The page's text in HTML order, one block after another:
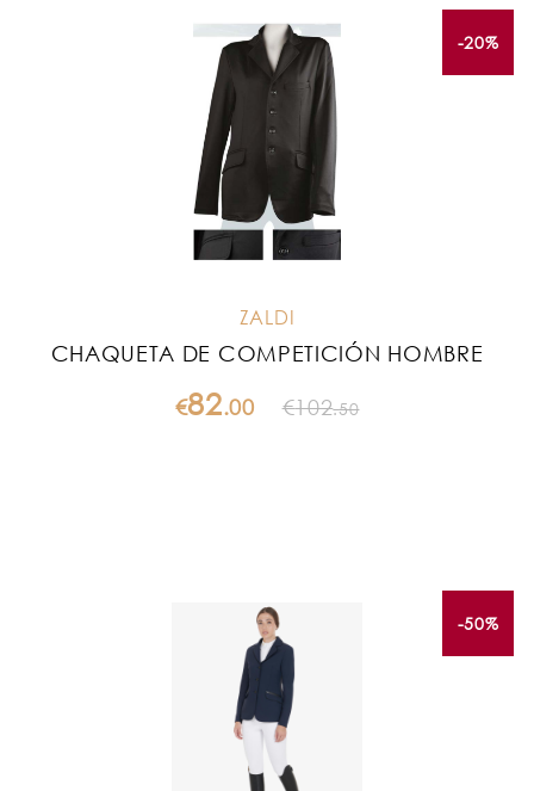
-20%
ZALDI
CHAQUETA DE COMPETICIÓN HOMBRE
€82.00 €102.50
-50%